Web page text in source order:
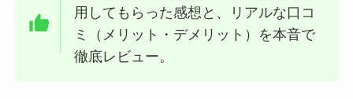
用してもらった感想と、リアルな口コ
ミ（メリット・デメリット）を本音で
徹底レビュー。